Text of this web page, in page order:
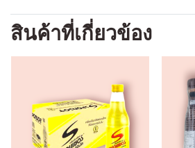
สินค้าที่เกี่ยวข้อง